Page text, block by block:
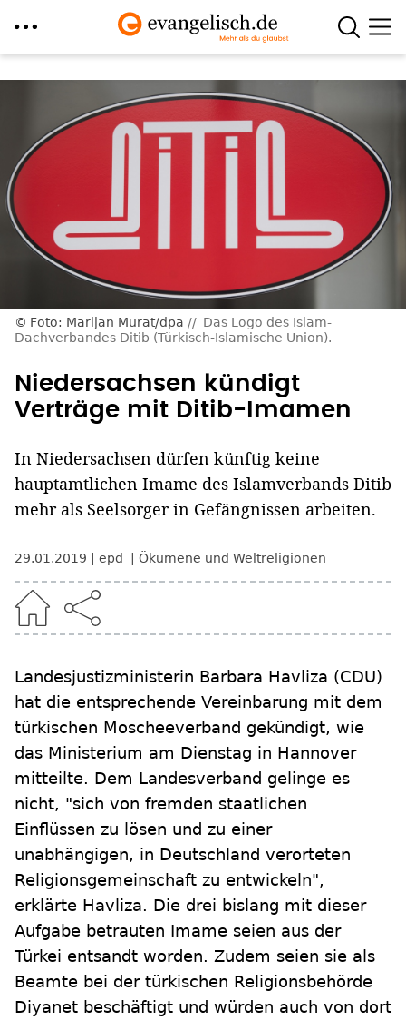
Foto: Marijan Murat/dpa
Das Logo des Islam-
Dachverbandes Ditib (Türkisch-Islamische Union).
Niedersachsen kündigt
Verträge mit Ditib-Imamen
In Niedersachsen dürfen künftig keine
hauptamtlichen Imame des Islamverbands Ditib
mehr als Seelsorger in Gefängnissen arbeiten.
29.01.2019 epd Ökumene und Weltreligionen
Landesjustizministerin Barbara Havliza (CDU)
hat die entsprechende Vereinbarung mit dem
türkischen Moscheeverband gekündigt, wie
das Ministerium am Dienstag in Hannover
mitteilte. Dem Landesverband gelinge es
nicht, "sich von fremden staatlichen
Einflüssen zu lösen und zu einer
unabhängigen, in Deutschland verorteten
Religionsgemeinschaft zu entwickeln",
erklärte Havliza. Die drei bislang mit dieser
Aufgabe betrauten Imame seien aus der
Türkei entsandt worden. Zudem seien sie als
Beamte bei der türkischen Religionsbehörde
Diyanet beschäftigt und würden auch von dort